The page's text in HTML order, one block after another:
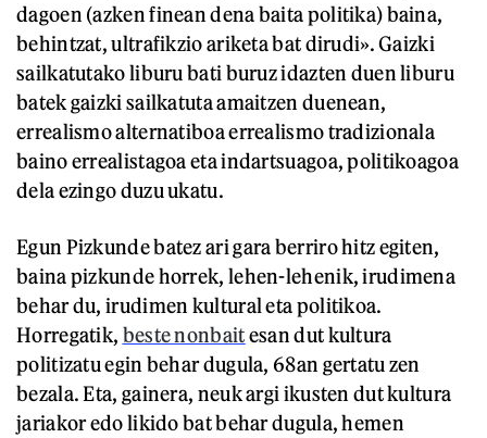
dagoen (azken finean dena baita politika) baina,
behintzat, ultrafikzio ariketa bat dirudi». Gaizki
sailkatutako liburu bati buruz idazten duen liburu
batek gaizki sailkatuta amaitzen duenean,
errealismo alternatiboa errealismo tradizionala
baino errealistagoa eta indartsuagoa, politikoagoa
dela ezingo duzu ukatu.
Egun Pizkunde batez ari gara berriro hitz egiten,
baina pizkunde horrek, lehen-lehenik, irudimena
behar du, irudimen kultural eta politikoa.
Horregatik, beste nonbaitesan dut kultura
politizatu egin behar dugula, 68an gertatu zen
bezala. Eta, gainera, neuk argi ikusten dut kultura
jariakor edo likido bat behar dugula, hemen